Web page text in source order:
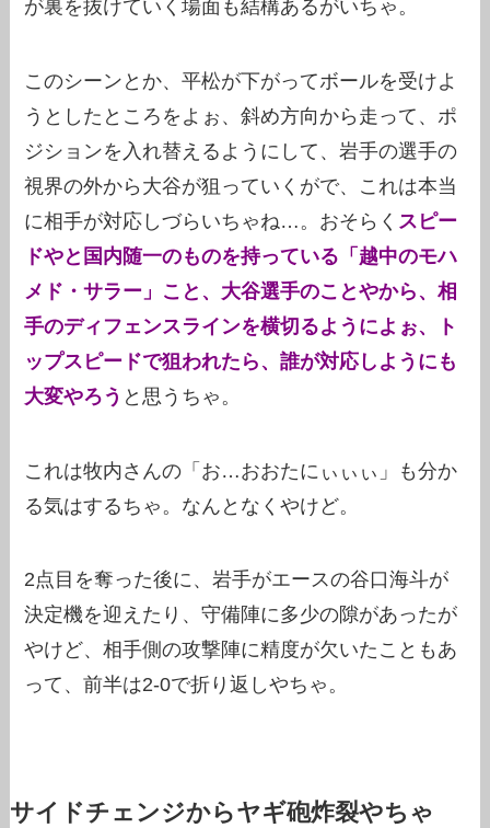
が裏を抜けていく場面も結構あるがいちゃ。
このシーンとか、平松が下がってボールを受けよ
うとしたところをよぉ、斜め方向から走って、ポ
ジションを入れ替えるようにして、岩手の選手の
視界の外から大谷が狙っていくがで、これは本当
に相手が対応しづらいちゃね…。おそらく スピー
ドやと国内随一のものを持っている「越中のモハ
メド・サラー」こと、大谷選手のことやから、相
手のディフェンスラインを横切るようによぉ、ト
ップスピードで狙われたら、誰が対応しようにも
大変やろう と思うちゃ。
これは牧内さんの「お…おおたにぃぃぃ」も分か
る気はするちゃ。なんとなくやけど。
2点目を奪った後に、岩手がエースの谷口海斗が
決定機を迎えたり、守備陣に多少の隙があったが
やけど、相手側の攻撃陣に精度が欠いたこともあ
って、前半は2-0で折り返しやちゃ。
サイドチェンジからヤギ砲炸裂やちゃ